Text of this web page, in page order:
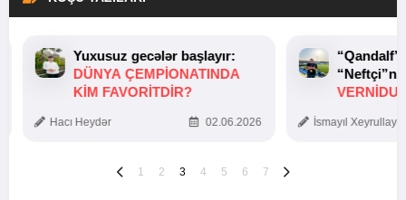
Yuxusuz gecələr başlayır:
DÜNYA ÇEMPIONATINDA
KIM FAVORITDIR?
Hacı Heydər 02.06.2026 İsmayıl
1 2 3 4 5 6 7